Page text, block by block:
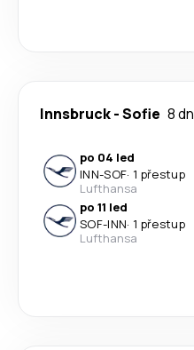
Innsbruck-Sofie 8
po 04 led
INN-SOF· 1 přestup
Lufthansa
po 11 led
SOF-INN· 1 přestup
Lufthansa